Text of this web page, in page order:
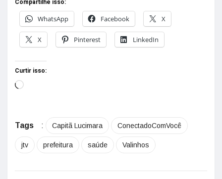
Compartilhe isso:
WhatsApp
Facebook X
X Pinterest LinkedIn
Curtir isso:
Tags : Capitã Lucimara ConectadoComVocê
jtv prefeitura saúde Valinhos